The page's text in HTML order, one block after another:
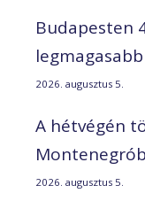
Budapesten
2026. augusztus 5.
A hétvégén
2026. augusztus 5.